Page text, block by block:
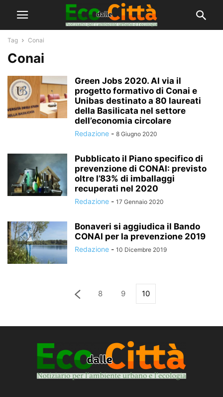
Tag Conai
Conai
Green Jobs 2020. Al via il
progetto formativo di Conai e
Unibas destinato a 80 laureati
della Basilicata nel settore
dell’economia circolare
Redazione - 8 Giugno 2020
Pubblicato il Piano specifico di
prevenzione di CONAI: previsto
oltre l’83% di imballaggi
recuperati nel 2020
Redazione - 17 Gennaio 2020
Bonaveri si aggiudica il Bando
CONAI per la prevenzione 2019
Redazione - 10 Dicembre 2019
8 9 10